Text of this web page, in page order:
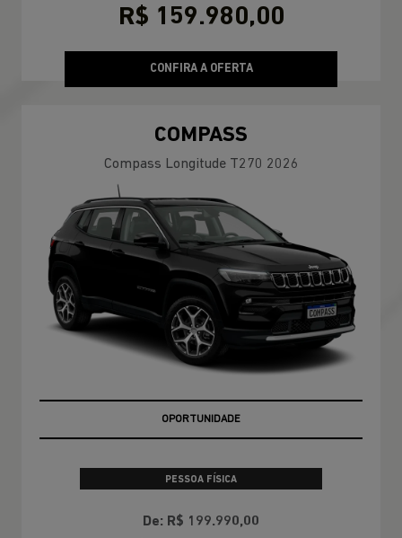
R$ 159.980,00
CONFIRA A OFERTA
COMPASS
Compass Longitude T270 2026
OPORTUNIDADE
PESSOA FÍSICA
De: R$ 199.990,00